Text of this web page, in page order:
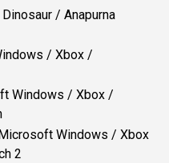
/ Anapurna
/ Xbox /
Windows / Xbox /
Windows / Xbox
2